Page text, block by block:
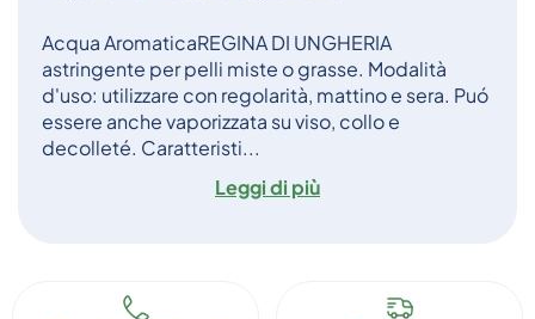
Acqua AromaticaREGINA DI UNGHERIA
astringente per pelli miste o grasse. Modalità
d'uso: utilizzare con regolarità, mattino e sera. Puó
essere anche vaporizzata su viso, collo e
decolleté. Caratteristi...
Leggi di più